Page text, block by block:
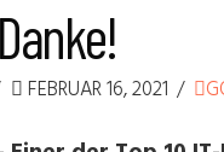
FEBRUAR 16, 2021